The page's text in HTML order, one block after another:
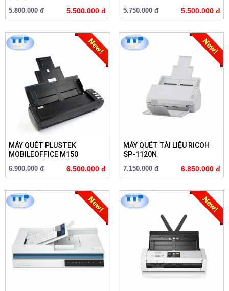
5.800.000 đ 5.500.000 đ 5.750.000 đ 5.500.000 đ
MÁY QUÉT PLUSTEK
MOBILEOFFICE M150
6.900.000 đ 6.500.000 đ
MÁY QUÉT TÀI LIỆU RICOH
SP-1120N
7.150.000 đ 6.850.000 đ